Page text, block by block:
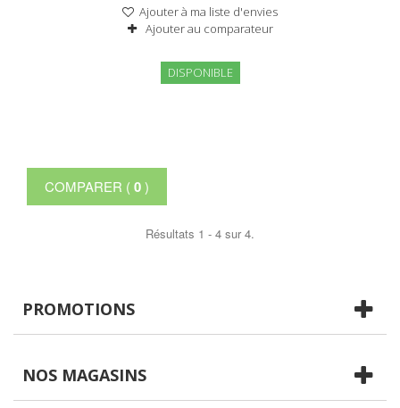
Ajouter à ma liste d'envies
Ajouter au comparateur
DISPONIBLE
COMPARER ( 0)
Résultats 1 - 4 sur 4.
PROMOTIONS
NOS MAGASINS